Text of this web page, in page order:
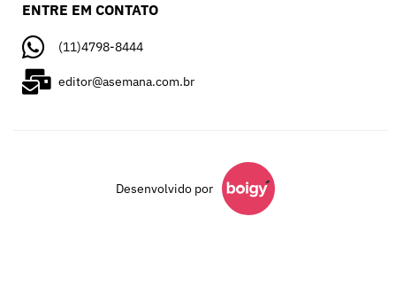
ENTRE EM CONTATO
(11)4798-8444
editor@asemana.com.br
Desenvolvido por